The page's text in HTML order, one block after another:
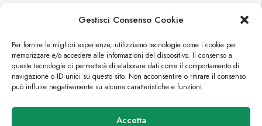
Gestisci Consenso Cookie
Per fornire le migliori esperienze, utilizziamo tecnologie come i cookie per
memorizzare e/o accedere alle informazioni del dispositivo. Il consenso a
queste tecnologie ci permetterà di elaborare dati come il comportamento di
navigazione o ID unici su questo sito. Non acconsentire o ritirare il consenso
può influire negativamente su alcune caratteristiche e funzioni.
Accetta
© FORTUEXPO